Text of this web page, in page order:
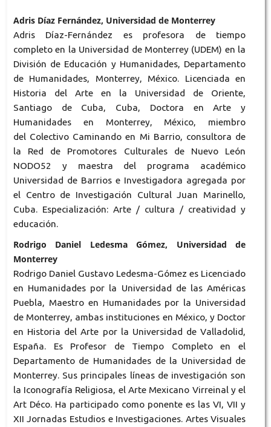
Adris Díaz Fernández, Universidad de Monterrey
Adris Díaz-Fernández es profesora de tiempo
completo en la Universidad de Monterrey (UDEM) en la
División de Educación y Humanidades, Departamento
de Humanidades, Monterrey, México. Licenciada en
Historia del Arte en la Universidad de Oriente,
Santiago de Cuba, Cuba, Doctora en Arte y
Humanidades en Monterrey, México, miembro
del Colectivo Caminando en Mi Barrio, consultora de
la Red de Promotores Culturales de Nuevo León
NODO52 y maestra del programa académico
Universidad de Barrios e Investigadora agregada por
el Centro de Investigación Cultural Juan Marinello,
Cuba. Especialización: Arte / cultura / creatividad y
educación.
Rodrigo Daniel Ledesma Gómez, Universidad de
Monterrey
Rodrigo Daniel Gustavo Ledesma-Gómez es Licenciado
en Humanidades por la Universidad de las Américas
Puebla, Maestro en Humanidades por la Universidad
de Monterrey, ambas instituciones en México, y Doctor
en Historia del Arte por la Universidad de Valladolid,
España. Es Profesor de Tiempo Completo en el
Departamento de Humanidades de la Universidad de
Monterrey. Sus principales líneas de investigación son
la Iconografía Religiosa, el Arte Mexicano Virreinal y el
Art Déco. Ha participado como ponente es las VI, VII y
XII Jornadas Estudios e Investigaciones. Artes Visuales